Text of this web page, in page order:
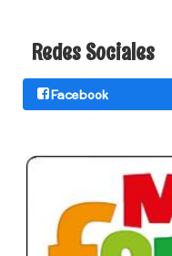
Redes Sociales
Facebook